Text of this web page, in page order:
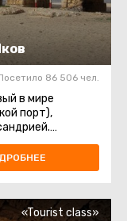
86 506 чел.
в мире
порт),
Кейсария была построена царем Иродом ...
«Tourist class»